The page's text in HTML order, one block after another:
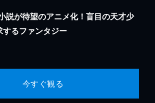
説が待望のアニメ化！盲目の天才少
るファンタジー
今すぐ観る